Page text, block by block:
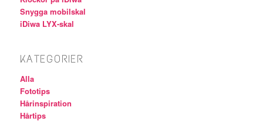
Snygga mobilskal
iDiwa LYX-skal
KATEGORIER
Alla
Fototips
Hårinspiration
Hårtips